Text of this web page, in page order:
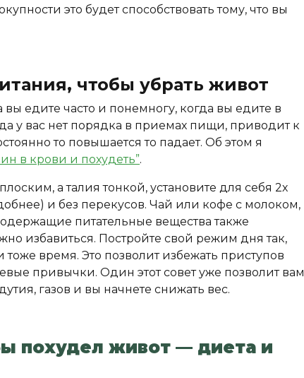
это будет способствовать тому, что вы
чтобы убрать живот
едите часто и понемногу, когда вы едите в
у вас нет порядка в приемах пищи, приводит к
то повышается то падает. Об этом я
в крови и похудеть”.
а талия тонкой, установите для себя 2х
и без перекусов. Чай или кофе с молоком,
питательные вещества также
избавиться. Постройте свой режим дня так,
время. Это позволит избежать приступов
привычки. Один этот совет уже позволит вам
газов и вы начнете снижать вес.
похудел живот — диета и